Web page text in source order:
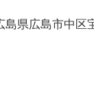
県広島市中区